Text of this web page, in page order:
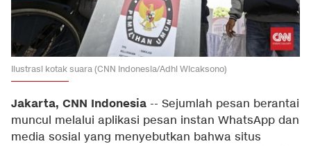
Ilustrasi kotak suara (CNN Indonesia/Adhi Wicaksono)
Jakarta, CNN Indonesia -- Sejumlah pesan berantai
muncul melalui aplikasi pesan instan WhatsApp dan
media sosial yang menyebutkan bahwa situs